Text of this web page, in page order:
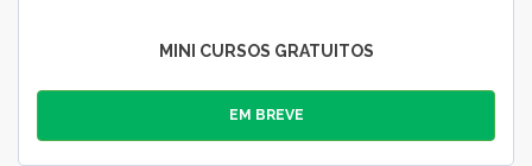
MINI CURSOS GRATUITOS
EM BREVE